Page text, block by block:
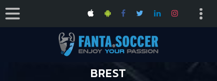
BREST